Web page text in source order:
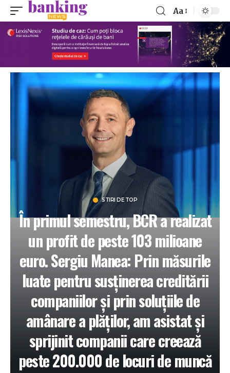
Aa
STIRI DE TOP
În primul semestru, BCR a realizat
un profit de peste 103 milioane
euro. Sergiu Manea: Prin măsurile
luate pentru susținerea creditării
companiilor și prin soluțiile de
amânare a plăților, am asistat și
sprijinit companii care creează
peste 200.000 de locuri de muncă